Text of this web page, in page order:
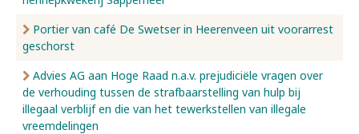
Portier van café De Swetser in Heerenveen uit voorarrest
geschorst
Advies AG aan Hoge Raad n.a.v. prejudiciële vragen over
de verhouding tussen de strafbaarstelling van hulp bij
illegaal verblijf en die van het tewerkstellen van illegale
vreemdelingen